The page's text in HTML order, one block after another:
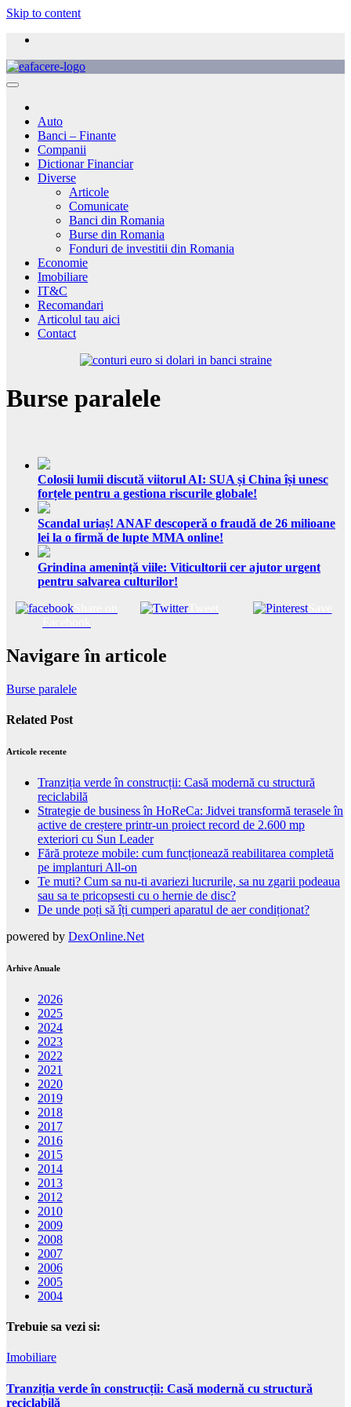
Skip to content
Auto
Banci – Finante
Companii
Dictionar Financiar
Diverse
Articole
Comunicate
Banci din Romania
Burse din Romania
Fonduri de investitii din Romania
Economie
Imobiliare
IT&C
Recomandari
Articolul tau aici
Contact
Burse paralele
Colosii lumii discută viitorul AI: SUA și China își unesc
forțele pentru a gestiona riscurile globale!
Scandal uriaș! ANAF descoperă o fraudă de 26 milioane
lei la o firmă de lupte MMA online!
Grindina amenință viile: Viticultorii cer ajutor urgent
pentru salvarea culturilor!
Tweet Save
Navigare în articole
Burse paralele
Related Post
Articole recente
Tranziția verde în construcții: Casă modernă cu structură
reciclabilă
Strategie de business în HoReCa: Jidvei transformă terasele în
active de creștere printr-un proiect record de 2.600 mp
exteriori cu Sun Leader
Fără proteze mobile: cum funcționează reabilitarea completă
pe implanturi All-on
Te muti? Cum sa nu-ti avariezi lucrurile, sa nu zgarii podeaua
sau sa te pricopsesti cu o hernie de disc?
De unde poți să îți cumperi aparatul de aer condiționat?
powered by DexOnline.Net
Arhive Anuale
2026
2025
2024
2023
2022
2021
2020
2019
2018
2017
2016
2015
2014
2013
2012
2010
2009
2008
2007
2006
2005
2004
Trebuie sa vezi si:
Imobiliare
Tranziția verde în construcții: Casă modernă cu structură
reciclabilă